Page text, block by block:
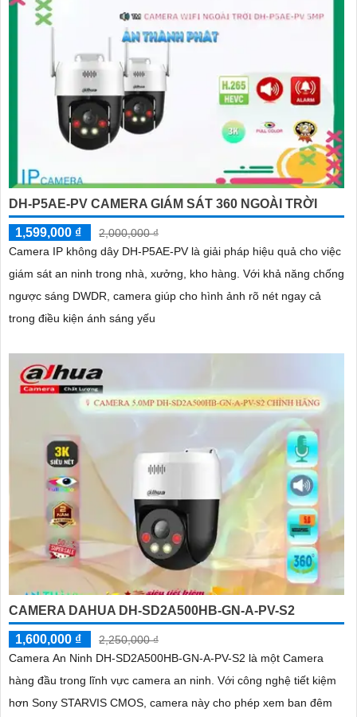
DH-P5AE-PV CAMERA GIÁM SÁT 360 NGOÀI TRỜI
1,599,000 ₫
2,000,000 ₫
Camera IP không dây DH-P5AE-PV là giải pháp hiệu quả cho việc
giám sát an ninh trong nhà, xưởng, kho hàng. Với khả năng chống
ngược sáng DWDR, camera giúp cho hình ảnh rõ nét ngay cả
trong điều kiện ánh sáng yếu
CAMERA DAHUA DH-SD2A500HB-GN-A-PV-S2
1,600,000 ₫
2,250,000 ₫
Camera An Ninh DH-SD2A500HB-GN-A-PV-S2 là một Camera
hàng đầu trong lĩnh vực camera an ninh. Với công nghệ tiết kiệm
hơn Sony STARVIS CMOS, camera này cho phép xem ban đêm